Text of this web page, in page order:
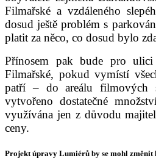
Filmařské a vzdáleného
dosud ještě problém s
platit za něco, co dosud bylo
Přínosem pak bude pro
Filmařské, pokud vymístí
patří – do areálu filmových
vytvořeno dostatečné
využívána jen z důvodu
ceny.
Projekt úpravy Lumiérů by se mohl změnit